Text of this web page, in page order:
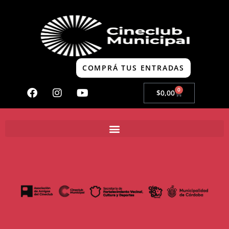
COMPRÁ TUS ENTRADAS
$0,00 0